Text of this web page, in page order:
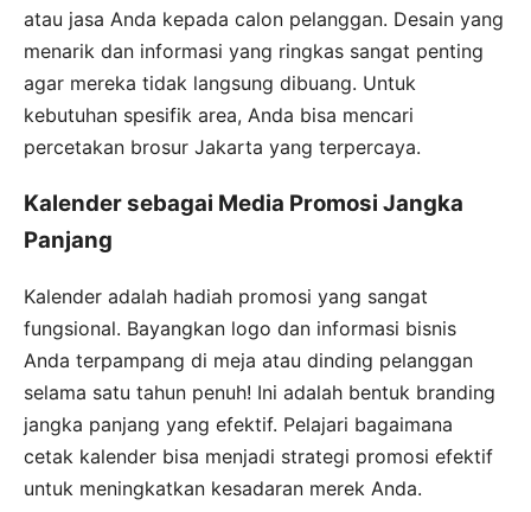
atau jasa Anda kepada calon pelanggan. Desain yang
menarik dan informasi yang ringkas sangat penting
agar mereka tidak langsung dibuang. Untuk
kebutuhan spesifik area, Anda bisa mencari
percetakan brosur Jakarta yang terpercaya.
Kalender sebagai Media Promosi Jangka
Panjang
Kalender adalah hadiah promosi yang sangat
fungsional. Bayangkan logo dan informasi bisnis
Anda terpampang di meja atau dinding pelanggan
selama satu tahun penuh! Ini adalah bentuk branding
jangka panjang yang efektif. Pelajari bagaimana
cetak kalender bisa menjadi strategi promosi efektif
untuk meningkatkan kesadaran merek Anda.